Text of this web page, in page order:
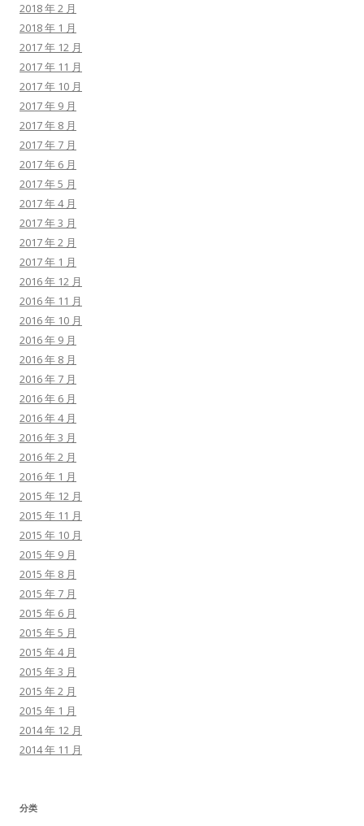
2018 年 2 月
2018 年 1 月
2017 年 12 月
2017 年 11 月
2017 年 10 月
2017 年 9 月
2017 年 8 月
2017 年 7 月
2017 年 6 月
2017 年 5 月
2017 年 4 月
2017 年 3 月
2017 年 2 月
2017 年 1 月
2016 年 12 月
2016 年 11 月
2016 年 10 月
2016 年 9 月
2016 年 8 月
2016 年 7 月
2016 年 6 月
2016 年 4 月
2016 年 3 月
2016 年 2 月
2016 年 1 月
2015 年 12 月
2015 年 11 月
2015 年 10 月
2015 年 9 月
2015 年 8 月
2015 年 7 月
2015 年 6 月
2015 年 5 月
2015 年 4 月
2015 年 3 月
2015 年 2 月
2015 年 1 月
2014 年 12 月
2014 年 11 月
分类